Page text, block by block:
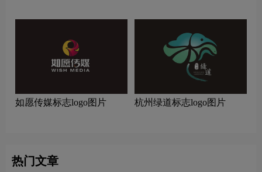
如愿传媒标志logo图片 杭州绿道标志logo图片
热门文章